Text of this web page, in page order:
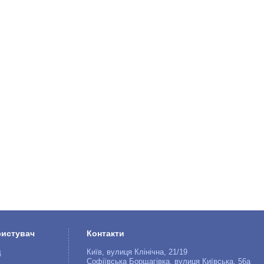
Контакти
Київ, вулиця Клінічна, 21/19
Софіївська Борщагівка, вулиця Київська, 56а